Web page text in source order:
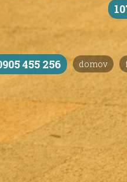
455 256 domov